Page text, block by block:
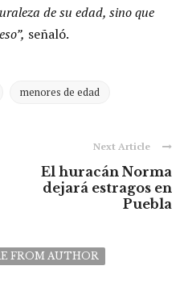
de su edad, sino que
señaló.
menores de edad
Next Article
El huracán Norma
dejará estragos en
Puebla
FROM AUTHOR